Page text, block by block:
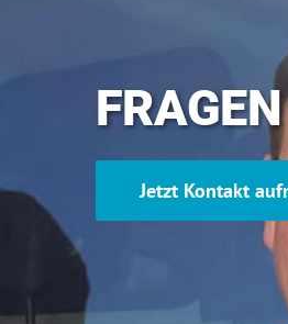
Jetzt Kontakt